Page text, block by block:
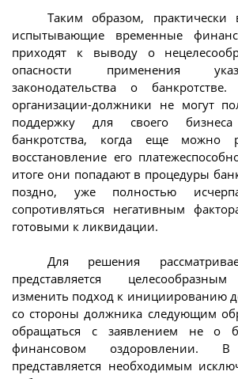
Таким образом, практически
испытывающие временные
приходят к выводу о
опасности применения
законодательства о
организации-должники не могут
поддержку для своего
банкротства, когда еще можно
восстановление его
итоге они попадают в процедуры
поздно, уже полностью
сопротивляться негативным
готовыми к ликвидации.
Для решения
представляется
изменить подход к инициированию
со стороны должника следующим
обращаться с заявлением не о
финансовом оздоровлении.
представляется необходимым